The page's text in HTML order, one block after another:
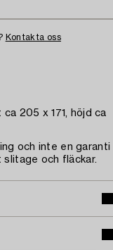
Kontakta oss
205 x 171, höjd ca
och inte en garanti
slitage och fläckar.